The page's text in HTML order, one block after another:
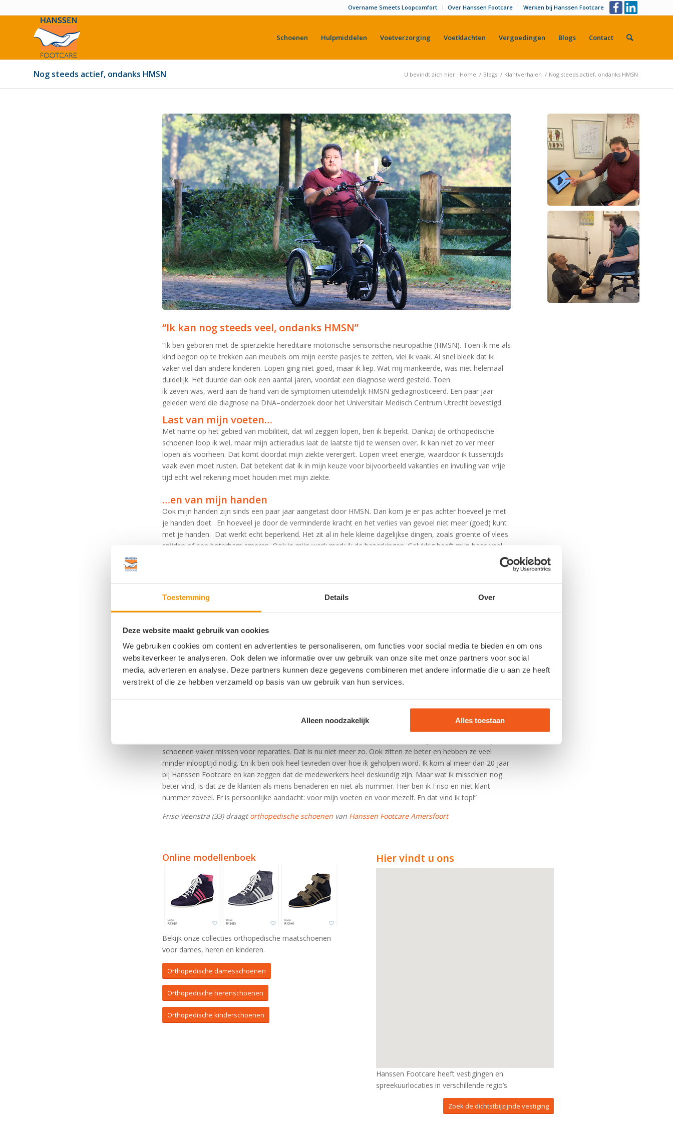
Toestemming Details Over
Deze website maakt gebruik van cookies
We gebruiken cookies om content en advertenties te personaliseren, om functies voor social media te bieden en om ons
websiteverkeer te analyseren. Ook delen we informatie over uw gebruik van onze site met onze partners voor social
media, adverteren en analyse. Deze partners kunnen deze gegevens combineren met andere informatie die u aan ze heeft
verstrekt of die ze hebben verzameld op basis van uw gebruik van hun services.
Alleen noodzakelijk Alles toestaan
Overname Smeets Loopcomfort Over Hanssen Footcare Werken bij Hanssen Footcare
Schoenen Hulpmiddelen Voetverzorging Voetklachten Vergoedingen Blogs Contact
Nog steeds actief, ondanks HMSN U bevindt zich hier: Home / Blogs / Klantverhalen / Nog steeds actief, ondanks HMSN
“Ik kan nog steeds veel, ondanks HMSN”
“Ik ben geboren met de spierziekte hereditaire motorische sensorische neuropathie (HMSN). Toen ik me als
kind begon op te trekken aan meubels om mijn eerste pasjes te zetten, viel ik vaak. Al snel bleek dat ik
vaker viel dan andere kinderen. Lopen ging niet goed, maar ik liep. Wat mij mankeerde, was niet helemaal
duidelijk. Het duurde dan ook een aantal jaren, voordat een diagnose werd gesteld. Toen
ik zeven was, werd aan de hand van de symptomen uiteindelijk HMSN gediagnosticeerd. Een paar jaar
geleden werd die diagnose na DNA–onderzoek door het Universitair Medisch Centrum Utrecht bevestigd.
Last van mijn voeten…
Met name op het gebied van mobiliteit, dat wil zeggen lopen, ben ik beperkt. Dankzij de orthopedische
schoenen loop ik wel, maar mijn actieradius laat de laatste tijd te wensen over. Ik kan niet zo ver meer
lopen als voorheen. Dat komt doordat mijn ziekte verergert. Lopen vreet energie, waardoor ik tussentijds
vaak even moet rusten. Dat betekent dat ik in mijn keuze voor bijvoorbeeld vakanties en invulling van vrije
tijd echt wel rekening moet houden met mijn ziekte.
…en van mijn handen
Ook mijn handen zijn sinds een paar jaar aangetast door HMSN. Dan kom je er pas achter hoeveel je met
je handen doet. En hoeveel je door de verminderde kracht en het verlies van gevoel niet meer (goed) kunt
met je handen. Dat werkt echt beperkend. Het zit al in hele kleine dagelijkse dingen, zoals groente of vlees
snijden of een boterham smeren. Ook in mijn werk merk ik de beperkingen. Gelukkig heeft mijn baas veel
Aangepaste schoenen om te wandelen en reizen
vorm en ook niet de kracht om gewone schoenen aan te kunnen. Vandaar de vraag van mijn ouders of er
orthopedische schoenen te maken waren waarmee ik goed kon lopen. Sindsdien loop ik rond met
orthopedische schoenen. Ik heb in al die jaren heel wat paren versleten, en mede met behulp van de
schoeneneen aantal mooie reizen kunnen maken.Zoals een vakantie in Azerbeidzjan, waar ik in de
woestijn anders nooit had kunnen rondlopen, en een bezoek aan een IJslandse gletsjer. Dat is vandaag de
De kwaliteit van de orthopedische schoenen
schoenen vaker missen voor reparaties. Dat is nu niet meer zo. Ook zitten ze beter en hebben ze veel
minder inlooptijd nodig. En ik ben ook heel tevreden over hoe ik geholpen word. Ik kom al meer dan 20 jaar
bij Hanssen Footcare en kan zeggen dat de medewerkers heel deskundig zijn. Maar wat ik misschien nog
beter vind, is dat ze de klanten als mens benaderen en niet als nummer. Hier ben ik Friso en niet klant
nummer zoveel. Er is persoonlijke aandacht: voor mijn voeten en voor mezelf. En dat vind ik top!”
Friso Veenstra (33) draagtorthopedische schoenenvan Hanssen Footcare Amersfoort
Online modellenboek
Bekijk onze collecties orthopedische maatschoenen
voor dames, heren en kinderen.
Orthopedische damesschoenen
Orthopedische herenschoenen
Orthopedische kinderschoenen
Hier vindt u ons
Hanssen Footcare heeft vestigingen en
spreekuurlocaties in verschillende regio’s.
Zoek de dichtstbijzijnde vestiging